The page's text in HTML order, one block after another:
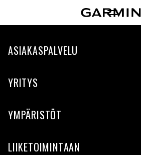
ASIAKASPALVELU
YRITYS
YMPÄRISTÖT
LIIKETOIMINTAAN